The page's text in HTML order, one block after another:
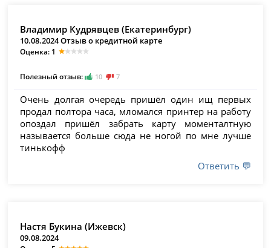
Владимир Кудрявцев (Екатеринбург)
10.08.2024 Отзыв о кредитной карте
Оценка: 1
Полезный отзыв: 10 7
Очень долгая очередь пришёл один ищ первых
продал полтора часа, мломался принтер на работу
опоздал пришёл забрать карту моменталтную
называется больше сюда не ногой по мне лучше
тинькофф
Ответить 💬
Настя Букина (Ижевск)
09.08.2024